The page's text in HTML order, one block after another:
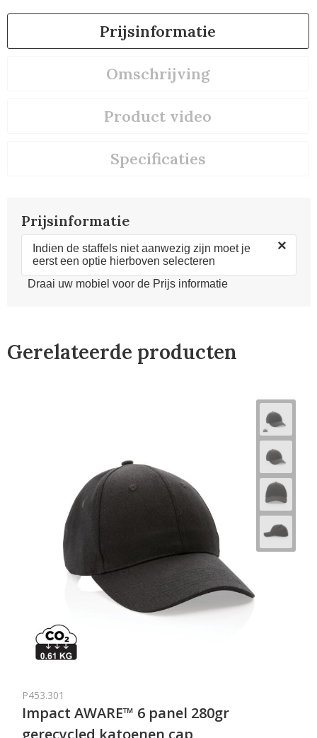
Prijsinformatie
Omschrijving
Product video
Specificaties
Prijsinformatie
Indien de staffels niet aanwezig zijn moet je
eerst een optie hierboven selecteren
×
Draai uw mobiel voor de Prijs informatie
Gerelateerde producten
P453.301
Impact AWARE™ 6 panel 280gr
gerecycled katoenen cap